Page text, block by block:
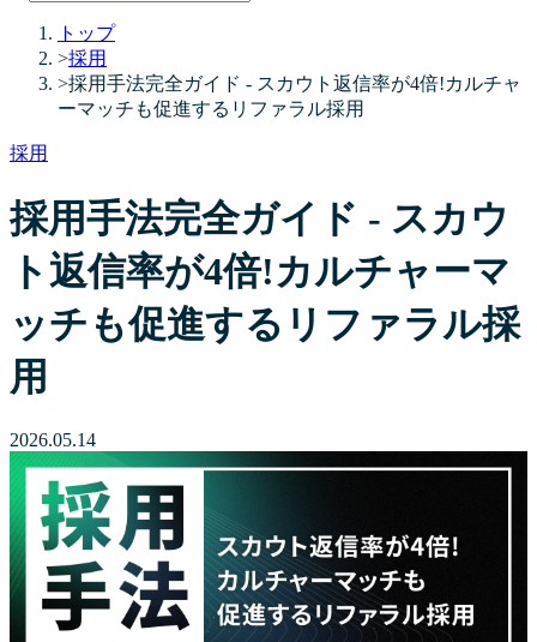
トップ
>採用
>採用手法完全ガイド - スカウト返信率が4倍!カルチャ
ーマッチも促進するリファラル採用
採用
採用手法完全ガイド - スカウ
ト返信率が4倍!カルチャーマ
ッチも促進するリファラル採
用
2026.05.14